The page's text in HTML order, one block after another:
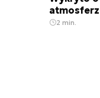
2 min.